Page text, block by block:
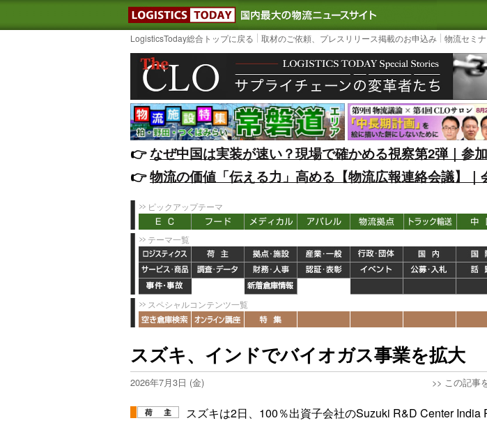
LOGISTICS TODAY｜国内最大の物流ニュースサ
3PL,
LogisticsToday総合トップに戻る 取材のご依頼、プレスリリース掲載のお申込み 物流セミ
👉️なぜ中国は実装が速い？現場で確かめる視察第2弾｜参
👉️物流の価値「伝える力」高める【物流広報連絡会議】｜
ピックアップテーマ
テーマ一覧
スペシャルコンテンツ一覧
スズキ、インドでバイオガス事業を拡大
2026年7月3日 (金) >> この記事
スズキは2日、100％出資子会社のSuzuki R&D Center India